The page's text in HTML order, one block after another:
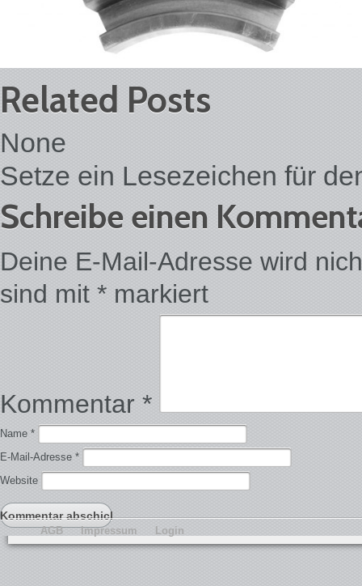
Related Posts
None
Setze ein Lesezeichen für
Schreibe einen
Deine E-Mail-Adresse wird
sind mit * markiert
Kommentar *
Name *
E-Mail-Adresse *
Website
AGB Impressum Login